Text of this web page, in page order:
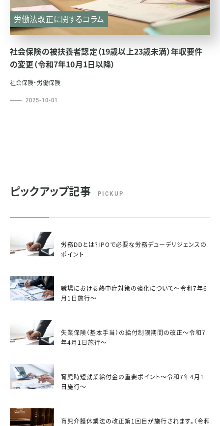
労働法改正に関するコラム
社会保険の被扶養者認定（19歳以上23歳未満）年収要件
の変更（令和7年10月1日以降）
社会保険・労働保険
2025-10-01
ピックアップ記事 PICKUP
労務DDとは?IPOで必要な労務デューデリジェンスの
ポイント
職場における熱中症対策の強化について～令和7年6
月1日施行～
失業保険（基本手当）の給付制限期間の改正～令和7
年4月1日施行～
育児時短就業給付金の重要ポイント～令和7年4月1
日施行～
育児介護休業法の改正第1回目が施行されます。（令和